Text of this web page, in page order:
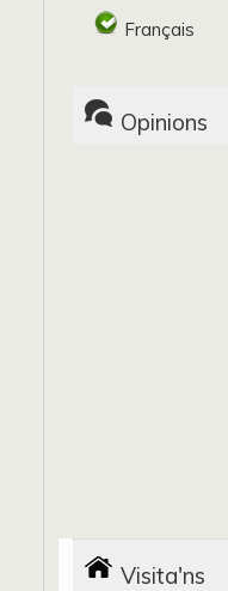
Français
Opinions
Visita'ns